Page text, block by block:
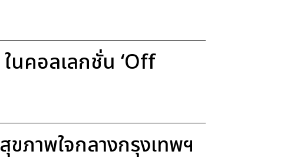
นคอลเลกชั่น ‘Off
ภาพใจกลางกรุงเทพฯ